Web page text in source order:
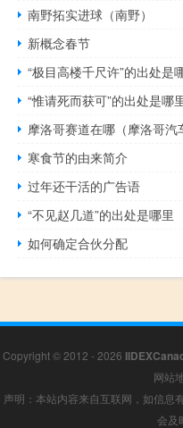
南野拓实进球（南野）
新概念春节
“极目高楼千尺许”的出处是
“惟请死而获可”的出处是哪
摩洛哥赛道在哪（摩洛哥汽
寒食节的由来简介
过年还干活的广告语
“不见赵几道”的出处是哪里
如何确定合伙分配
Copyright © 2012 - 2026
网站
声明：本站内容来自互联网，如信息
会及